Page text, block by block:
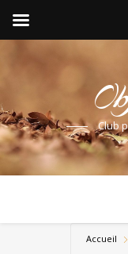
Club
Accueil